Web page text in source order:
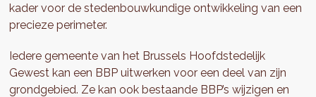
kader voor de stedenbouwkundige ontwikkeling van een
precieze perimeter.
Iedere gemeente van het Brussels Hoofdstedelijk
Gewest kan een BBP uitwerken voor een deel van zijn
grondgebied. Ze kan ook bestaande BBP’s wijzigen en